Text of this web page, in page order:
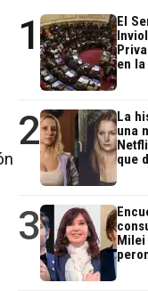
1
El
en
2
La
una
que
3